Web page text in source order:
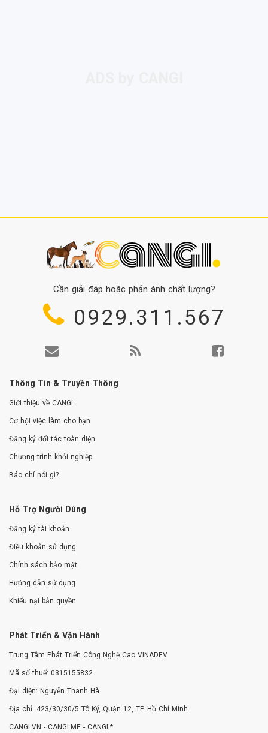
Cần giải đáp hoặc phản ánh chất lượng?
0929.311.567
Thông Tin & Truyền Thông
Giới thiệu về CANGI
Cơ hội việc làm cho bạn
Đăng ký đối tác toàn diện
Chương trình khởi nghiệp
Báo chí nói gì?
Hỗ Trợ Người Dùng
Đăng ký tài khoản
Điều khoản sử dụng
Chính sách bảo mật
Hướng dẫn sử dụng
Khiếu nại bản quyền
Phát Triển & Vận Hành
Trung Tâm Phát Triển Công Nghệ Cao VINADEV
Mã số thuế: 0315155832
Đại diện: Nguyễn Thanh Hà
Địa chỉ: 423/30/30/5 Tô Ký, Quận 12, TP. Hồ Chí Minh
CANGI.VN - CANGI.ME - CANGI.*